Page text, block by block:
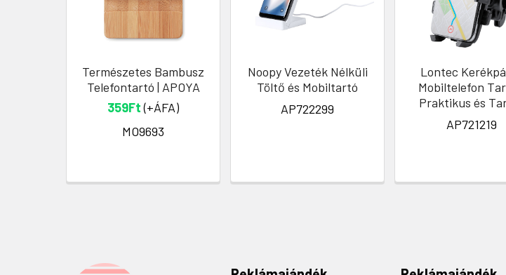
Természetes Bambusz
Telefontartó | APOYA
359Ft(+ÁFA)
MO9693
Noopy Vezeték Nélküli
Töltő és Mobiltartó
AP722299
Lontec
Mobiltelefon
Praktikus és
AP721219